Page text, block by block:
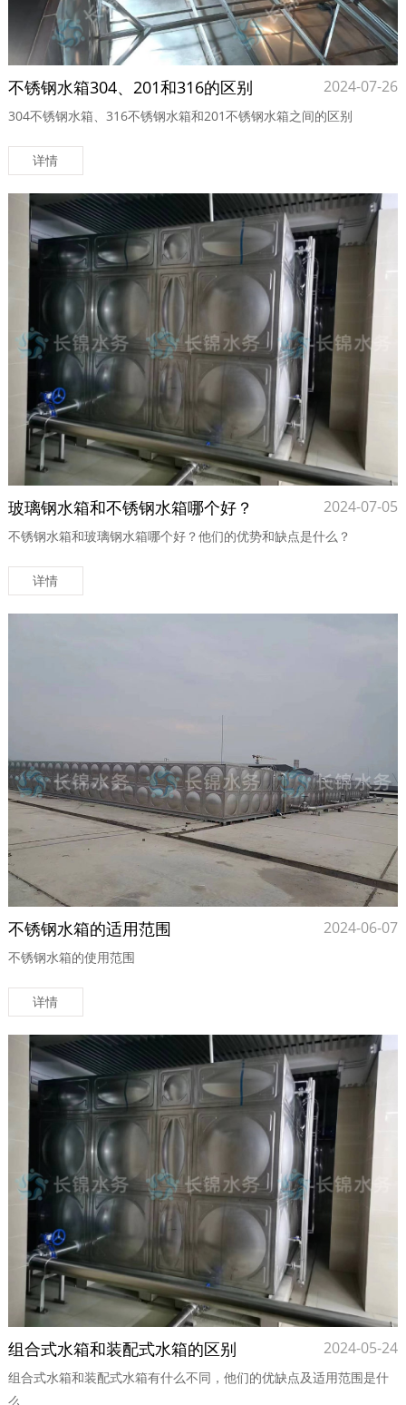
不锈钢水箱304、201和316的区别 2024-07-26
304不锈钢水箱、316不锈钢水箱和201不锈钢水箱之间的区别
详情
玻璃钢水箱和不锈钢水箱哪个好？ 2024-07-05
不锈钢水箱和玻璃钢水箱哪个好？他们的优势和缺点是什么？
详情
不锈钢水箱的适用范围 2024-06-07
不锈钢水箱的使用范围
详情
组合式水箱和装配式水箱的区别 2024-05-24
组合式水箱和装配式水箱有什么不同，他们的优缺点及适用范围是什
么